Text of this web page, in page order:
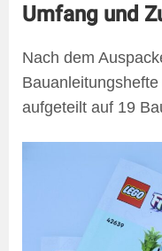
Umfang und
Nach dem
aufgeteilt auf 19